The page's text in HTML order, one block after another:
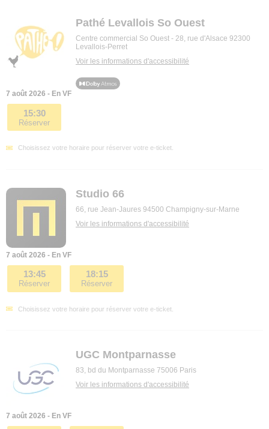
Pathé Levallois So Ouest
Centre commercial So Ouest - 28, rue d'Alsace 92300
Levallois-Perret
Voir les informations d'accessibilité
7 août 2026 - En VF
15:30
Réserver
Choisissez votre horaire pour réserver votre e-ticket.
Studio 66
66, rue Jean-Jaures 94500 Champigny-sur-Marne
Voir les informations d'accessibilité
7 août 2026 - En VF
13:45
Réserver
18:15
Réserver
Choisissez votre horaire pour réserver votre e-ticket.
UGC Montparnasse
83, bd du Montparnasse 75006 Paris
Voir les informations d'accessibilité
7 août 2026 - En VF